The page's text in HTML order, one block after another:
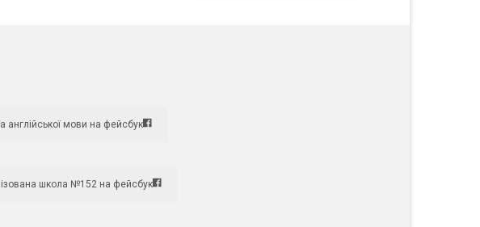
англійської мови на фейсбук
школа №152 на фейсбук